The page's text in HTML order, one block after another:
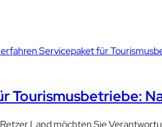
Tourismusbetriebe:
Land möchten Sie